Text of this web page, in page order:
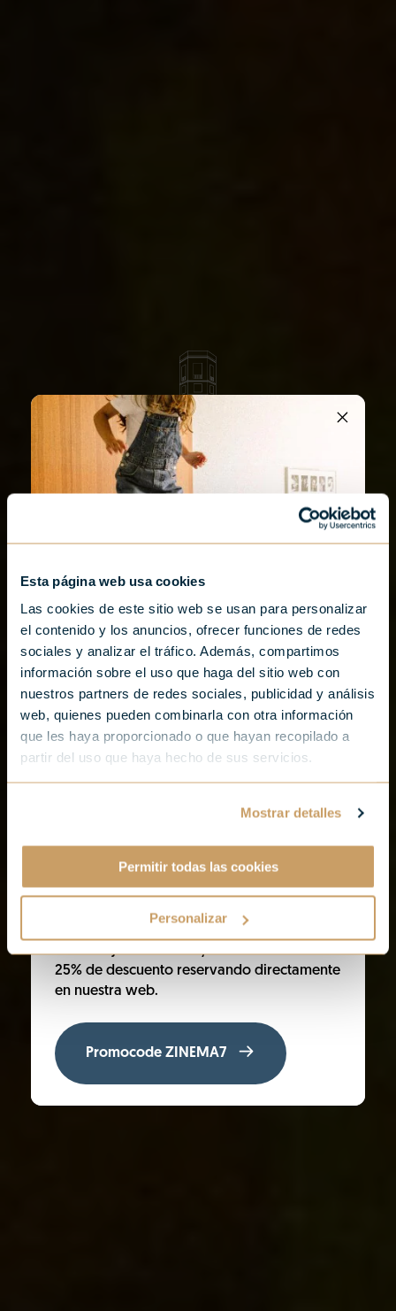
Esta página web usa cookies
Las cookies de este sitio web se usan para personalizar
el contenido y los anuncios, ofrecer funciones de redes
sociales y analizar el tráfico. Además, compartimos
información sobre el uso que haga del sitio web con
nuestros partners de redes sociales, publicidad y análisis
web, quienes pueden combinarla con otra información
que les haya proporcionado o que hayan recopilado a
partir del uso que haya hecho de sus servicios.
Mostrar detalles
Permitir todas las cookies
Personalizar
AQUÍ EMPIEZA TU VERANO EN DONOSTIA
Vive el verano
donostiarra: hasta 25%
con el promocode
ZINEMA7
PARA ESTANCIAS HASTA EL 31 DE AGOSTO
Donostia brilla con una energía especial en
verano. Sus playas, terrazas, festivales,
gastronomía y paseos junto al mar
convierten cada estancia en una
experiencia inolvidable. Descubre la ciudad
en su mejor momento y disfruta de hasta un
25% de descuento reservando directamente
en nuestra web.
Promocode ZINEMA7